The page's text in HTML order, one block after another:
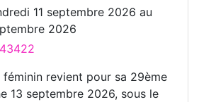
11 septembre 2026 au
2026
féminin revient pour sa 29ème
13 septembre 2026, sous le